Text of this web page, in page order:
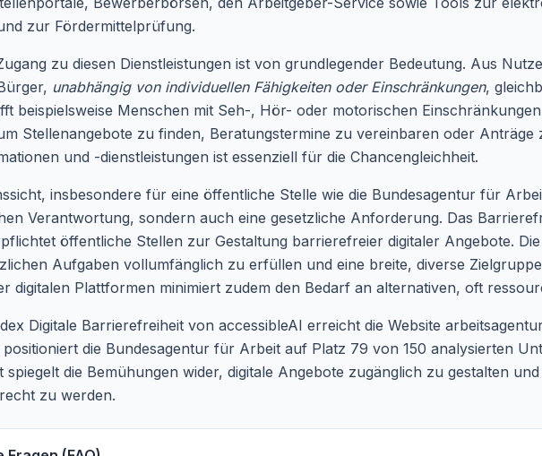
zur Fördermittelprüfung.
zu diesen Dienstleistungen ist von grundlegender Bedeutung. Aus
unabhängig von individuellen Fähigkeiten oder Einschränkungen,
beispielsweise Menschen mit Seh-, Hör- oder motorischen
Stellenangebote zu finden, Beratungstermine zu vereinbaren oder Anträge
und -dienstleistungen ist essenziell für die Chancengleichheit.
insbesondere für eine öffentliche Stelle wie die Bundesagentur für
Verantwortung, sondern auch eine gesetzliche Anforderung. Das
öffentliche Stellen zur Gestaltung barrierefreier digitaler Angebote.
Aufgaben vollumfänglich zu erfüllen und eine breite, diverse
digitalen Plattformen minimiert zudem den Bedarf an alternativen, oft
Digitale Barrierefreiheit von accessibleAI erreicht die Website
positioniert die Bundesagentur für Arbeit auf Platz 79 von 150 analysierten
spiegelt die Bemühungen wider, digitale Angebote zugänglich zu gestalten
zu werden.